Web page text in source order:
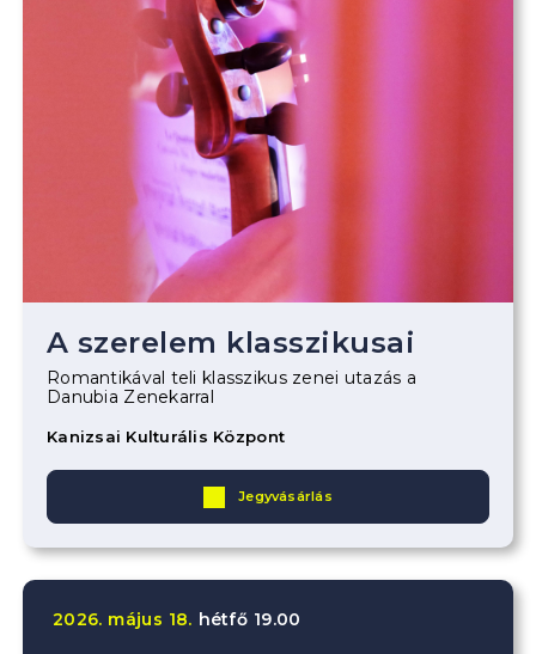
A szerelem klasszikusai
Romantikával teli klasszikus zenei utazás a
Danubia Zenekarral
Kanizsai Kulturális Központ
Jegyvásárlás
2026. május 18. hétfő 19.00